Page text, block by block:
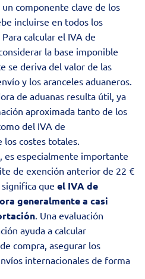
un componente clave de los
incluirse en todos los
calcular el IVA de
la base imponible
se deriva del valor de las
y los aranceles aduaneros.
de aduanas resulta útil, ya
aproximada tanto de los
del IVA de
los costes totales.
es especialmente importante
de exención anterior de 22 €
que el IVA de
generalmente a casi
. Una evaluación
ayuda a calcular
compra, asegurar los
internacionales de forma